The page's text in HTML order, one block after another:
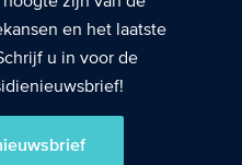
en het laatste
u in voor de